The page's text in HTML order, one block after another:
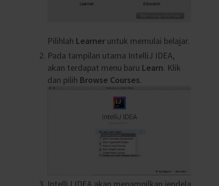
Pilihlah Learneruntuk memulai belajar.
Pada tampilan utama IntelliJ IDEA,
akan terdapat menu baru Learn. Klik
dan pilih Browse Courses.